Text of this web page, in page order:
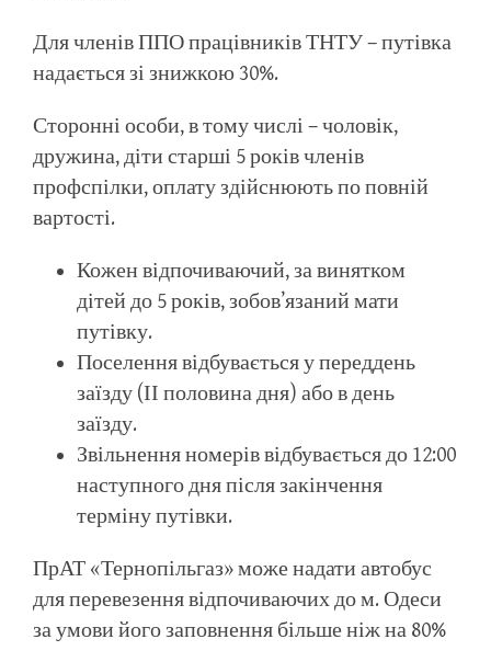
Для членів ППО працівників ТНТУ – путівка
надається зі знижкою 30%.
Сторонні особи, в тому числі – чоловік,
дружина, діти старші 5 років членів
профспілки, оплату здійснюють по повній
вартості.
Кожен відпочиваючий, за винятком
дітей до 5 років, зобов’язаний мати
путівку.
Поселення відбувається у переддень
заїзду (ІІ половина дня) або в день
заїзду.
Звільнення номерів відбувається до 12:00
наступного дня після закінчення
терміну путівки.
ПрАТ «Тернопільгаз» може надати автобус
для перевезення відпочиваючих до м. Одеси
за умови його заповнення більше ніж на 80%